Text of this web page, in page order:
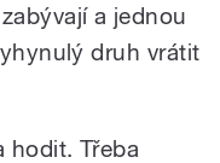
a jednou
druh vrátit
hodit. Třeba